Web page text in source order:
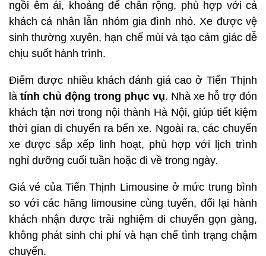
ngồi êm ái, khoảng để chân rộng, phù hợp với cả
khách cá nhân lẫn nhóm gia đình nhỏ. Xe được vệ
sinh thường xuyên, hạn chế mùi và tạo cảm giác dễ
chịu suốt hành trình.
Điểm được nhiều khách đánh giá cao ở Tiến Thịnh
là tính chủ động trong phục vụ. Nhà xe hỗ trợ đón
khách tận nơi trong nội thành Hà Nội, giúp tiết kiệm
thời gian di chuyển ra bến xe. Ngoài ra, các chuyến
xe được sắp xếp linh hoạt, phù hợp với lịch trình
nghỉ dưỡng cuối tuần hoặc đi về trong ngày.
Giá vé của Tiến Thịnh Limousine ở mức trung bình
so với các hãng limousine cùng tuyến, đổi lại hành
khách nhận được trải nghiệm di chuyển gọn gàng,
không phát sinh chi phí và hạn chế tình trạng chậm
chuyến.